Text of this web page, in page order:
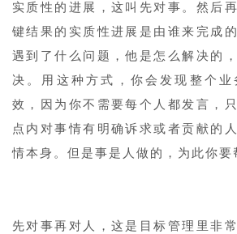
实质性的进展，这叫先对事。然后
键结果的实质性进展是由谁来完成
遇到了什么问题，他是怎么解决的
决。用这种方式，你会发现整个业
效，因为你不需要每个人都发言，
点内对事情有明确诉求或者贡献的
情本身。但是事是人做的，为此你要
先对事再对人，这是目标管理里非